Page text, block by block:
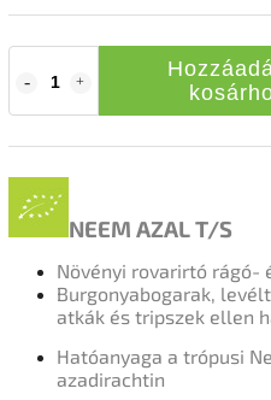
NEEM AZAL T/S
Növényi rovarirtó rágó-
Burgonyabogarak,
atkák és tripszek ellen
Hatóanyaga a trópusi
azadirachtin